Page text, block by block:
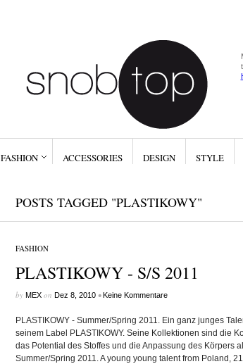
FASHION ACCESSORIES DESIGN STYLE
POSTS TAGGED "PLASTIKOWY"
FASHION
PLASTIKOWY - S/S 2011
by MEXon Dez 8, 2010 •Keine Kommentare
PLASTIKOWY - Summer/Spring 2011. Ein ganz junges
seinem Label PLASTIKOWY. Seine Kollektionen sind die
das Potential des Stoffes und die Anpassung des Körpers
Summer/Spring 2011. A young young talent from Poland,